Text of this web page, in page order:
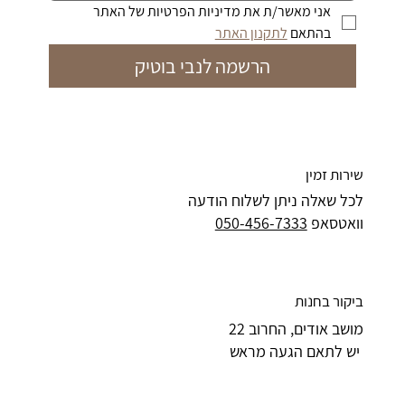
בהתאם לתקנון האתר
הרשמה לנבי בוטיק
שירות זמין
לכל שאלה ניתן לשלוח הודעה
וואטסאפ 050-456-7333
ביקור בחנות
מושב אודים, החרוב 22
יש לתאם הגעה מראש